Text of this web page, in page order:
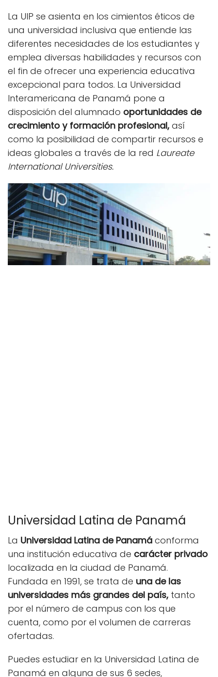
La UIP se asienta en los cimientos éticos de
una universidad inclusiva que entiende las
diferentes necesidades de los estudiantes y
emplea diversas habilidades y recursos con
el fin de ofrecer una experiencia educativa
excepcional para todos. La Universidad
Interamericana de Panamá pone a
disposición del alumnado oportunidades de
crecimiento y formación profesional, así
como la posibilidad de compartir recursos e
ideas globales a través de la red Laureate
International Universities.
Universidad Latina de Panamá
La Universidad Latina de Panamá conforma
una institución educativa de carácter privado
localizada en la ciudad de Panamá.
Fundada en 1991, se trata de una de las
universidades más grandes del país, tanto
por el número de campus con los que
cuenta, como por el volumen de carreras
ofertadas.
Puedes estudiar en la Universidad Latina de
Panamá en alguna de sus 6 sedes,